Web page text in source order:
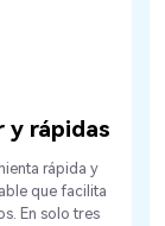
y rápidas
rápida y
que facilita
En solo tres